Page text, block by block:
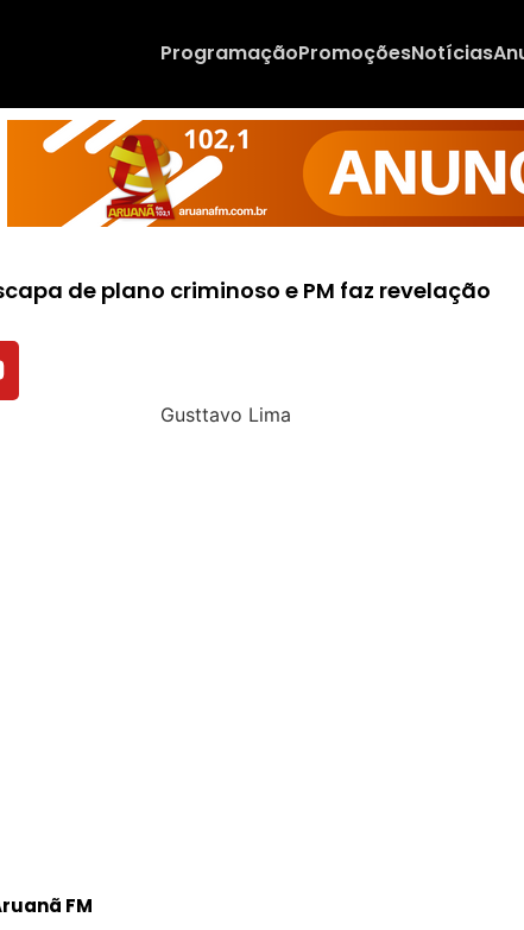
ProgramaçãoPromoçõesNotícias
de plano criminoso e PM faz revelação
FM